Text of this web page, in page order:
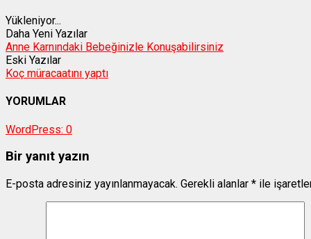
Yükleniyor...
Daha Yeni Yazılar
Anne Karnındaki Bebeğinizle Konuşabilirsiniz
Eski Yazılar
Koç müracaatını yaptı
YORUMLAR
WordPress: 0
Bir yanıt yazın
E-posta adresiniz yayınlanmayacak. Gerekli alanlar * ile